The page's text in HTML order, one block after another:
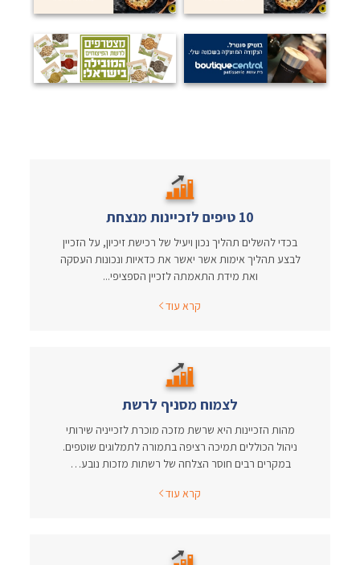
10 טיפים לזכיינות מנצחת
בכדי להשלים תהליך נכון ויעיל של רכישת זיכיון, על הזכיין
לבצע תהליך אימות אשר יאשר את כדאיות ונכונות העסקה
ואת מידת התאמתה לזכיין הספציפי...
קרא עוד
לצמוח מסניף לרשת
מהות הזכיינות היא שרשת מזכה מוכרת לזכייניה שירותי
ניהול הכוללים תמיכה רציפה בתמורה לתמלוגים שוטפים.
במקרים רבים חוסר הצלחה של רשתות מזכות נובע…
קרא עוד